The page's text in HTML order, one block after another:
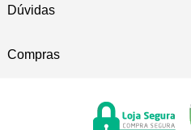
Dúvidas
Compras